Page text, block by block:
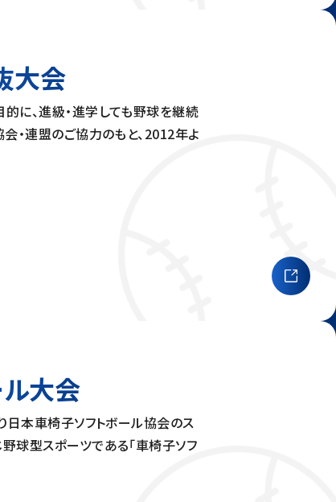
大会
に、進級・進学しても野球を継続
会・連盟のご協力のもと、2012年よ
大会
日本車椅子ソフトボール協会のス
球型スポーツである「車椅子ソフ